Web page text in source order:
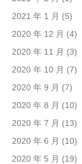
2021 年 1 月 (5)
2020 年 12 月 (4)
2020 年 11 月 (3)
2020 年 10 月 (7)
2020 年 9 月 (7)
2020 年 8 月 (10)
2020 年 7 月 (13)
2020 年 6 月 (10)
2020 年 5 月 (19)